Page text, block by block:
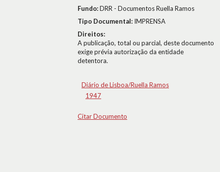
Fundo:DRR - Documentos Ruella Ramos
Tipo Documental: IMPRENSA
Direitos:
A publicação, total ou parcial, deste documento
exige prévia autorização da entidade
detentora.
Diário de Lisboa/Ruella Ramos
1947
Citar Documento